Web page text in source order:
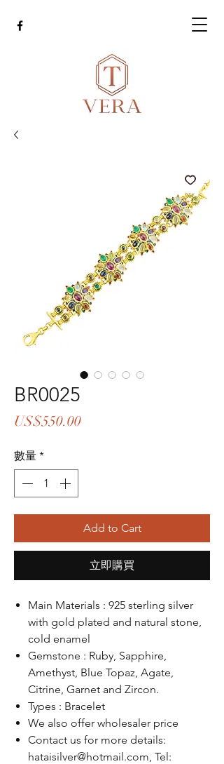
BR0025
US$550.00價
數量 *
Add to Cart
立即購買
Main Materials : 925 sterling silver
with gold plated and natural stone,
cold enamel
Gemstone : Ruby, Sapphire,
Amethyst, Blue Topaz, Agate,
Citrine, Garnet and Zircon.
Types : Bracelet
We also offer wholesaler price
Contact us for more details:
hataisilver@hotmail.com, Tel: